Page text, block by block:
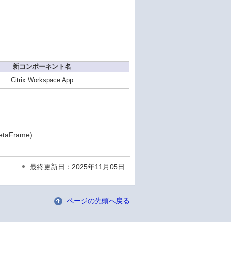
新コンポーネント名
Citrix Workspace App
最終更新日：2025年11月05日
ページの先頭へ戻る